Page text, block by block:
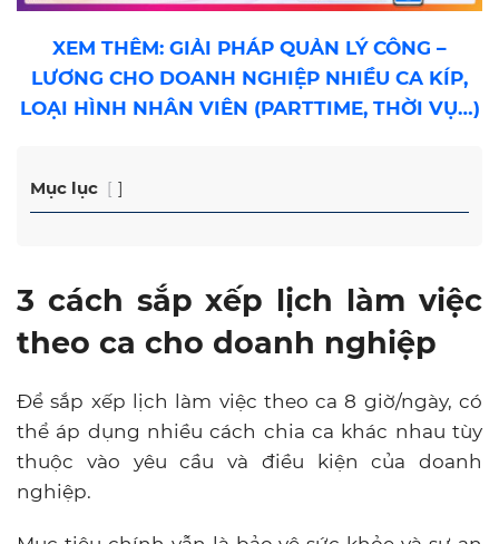
XEM THÊM: GIẢI PHÁP QUẢN LÝ CÔNG –
LƯƠNG CHO DOANH NGHIỆP NHIỀU CA KÍP,
LOẠI HÌNH NHÂN VIÊN (PARTTIME, THỜI VỤ…)
Mục lục
3 cách sắp xếp lịch làm việc
theo ca cho doanh nghiệp
Để sắp xếp lịch làm việc theo ca 8 giờ/ngày, có
thể áp dụng nhiều cách chia ca khác nhau tùy
thuộc vào yêu cầu và điều kiện của doanh
nghiệp.